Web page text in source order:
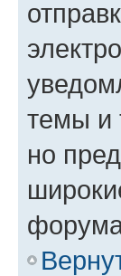
темы и
но